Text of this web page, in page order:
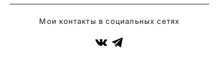
Мои контакты в социальных сетях